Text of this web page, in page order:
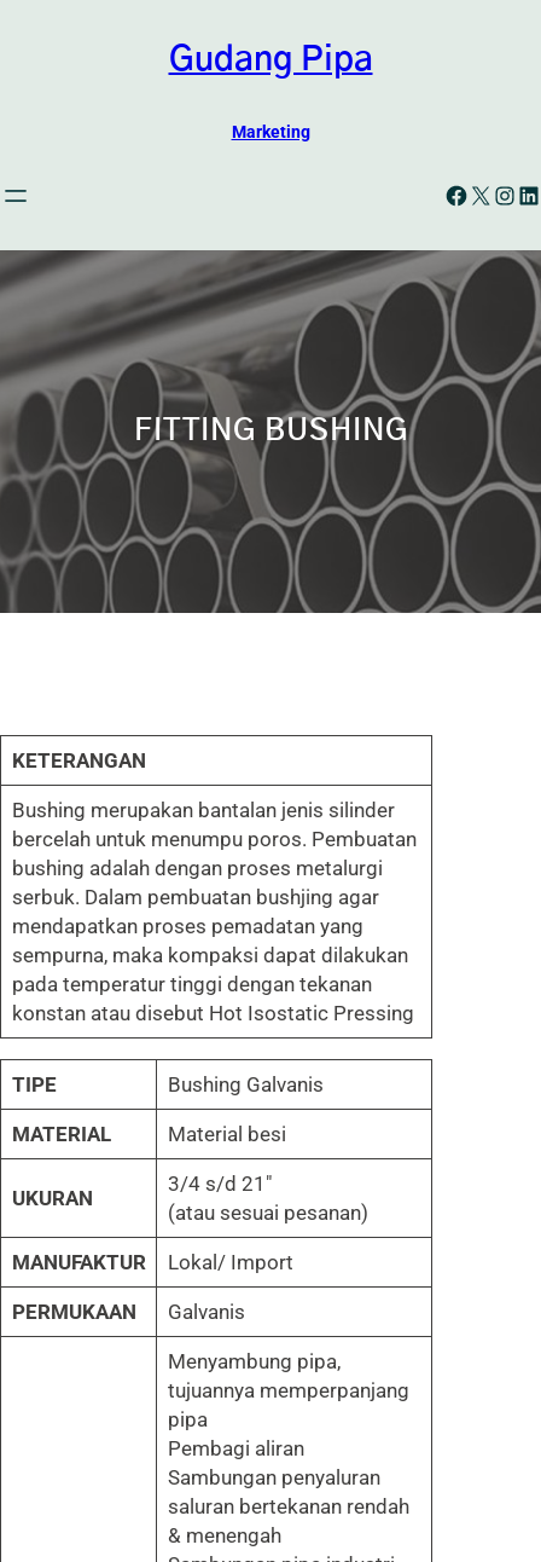
Gudang Pipa
Marketing
Facebook X InstagramLinkedIn
FITTING BUSHING
KETERANGAN
Bushing merupakan bantalan jenis silinder
bercelah untuk menumpu poros. Pembuatan
bushing adalah dengan proses metalurgi
serbuk. Dalam pembuatan bushjing agar
mendapatkan proses pemadatan yang
sempurna, maka kompaksi dapat dilakukan
pada temperatur tinggi dengan tekanan
konstan atau disebut Hot Isostatic Pressing
TIPE Bushing Galvanis
MATERIAL Material besi
UKURAN
3/4 s/d 21″
(atau sesuai pesanan)
MANUFAKTUR Lokal/ Import
PERMUKAAN Galvanis
Menyambung pipa,
tujuannya memperpanjang
pipa
Pembagi aliran
Sambungan penyaluran
saluran bertekanan rendah
& menengah